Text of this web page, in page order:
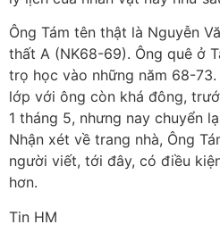
Ông Tám tên thật là Nguyễn
thất A (NK68-69). Ông quê ở
trọ học vào những năm 68-
lớp với ông còn khá đông,
1 tháng 5, nhưng nay chuyển
Nhận xét về trang nhà, Ông
người viết, tới đây, có điều
hơn.
Tin HM